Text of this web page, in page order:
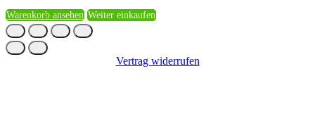
Warenkorb ansehen Weiter einkaufen
Vertrag widerrufen